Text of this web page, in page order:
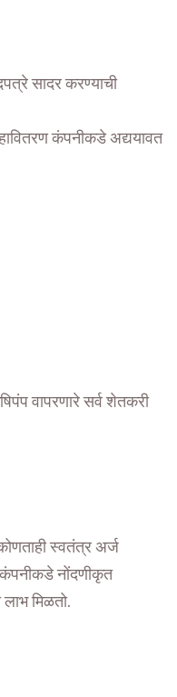
सादर करण्याची
कंपनीकडे अद्ययावत
वापरणारे सर्व शेतकरी
स्वतंत्र अर्ज
कंपनीकडे नोंदणीकृत
मिळतो.